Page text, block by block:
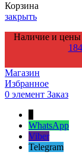
Корзина
закрыть
Наличие и цены
Магазин
Избранное
0 элемент Заказ
WhatsApp
Viber
Telegram